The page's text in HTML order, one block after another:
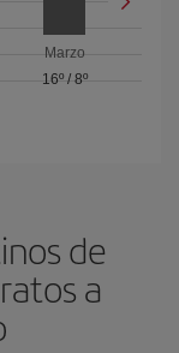
Marzo
16º/ 8º
de
a